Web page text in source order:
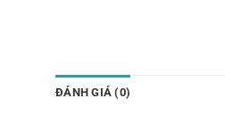
ĐÁNH GIÁ (0)